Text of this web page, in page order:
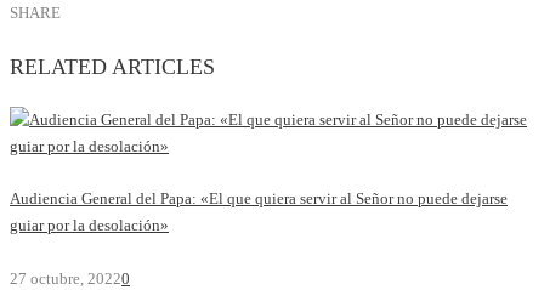
SHARE
RELATED ARTICLES
Audiencia General del Papa: «El que quiera servir al Señor no puede dejarse
guiar por la desolación»
27 octubre, 20220